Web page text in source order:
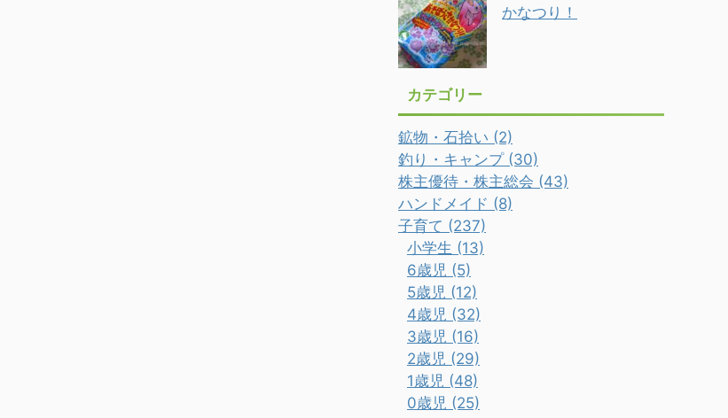
かなつり！
カテゴリー
鉱物・石拾い (2)
釣り・キャンプ (30)
株主優待・株主総会 (43)
ハンドメイド (8)
子育て (237)
小学生 (13)
6歳児 (5)
5歳児 (12)
4歳児 (32)
3歳児 (16)
2歳児 (29)
1歳児 (48)
0歳児 (25)